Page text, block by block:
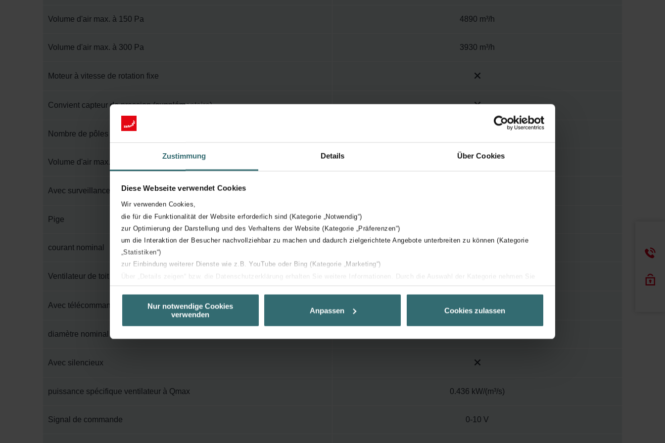
Zustimmung Details Über Cookies
Diese Webseite verwendet Cookies
Wir verwenden Cookies,
die für die Funktionalität der Website erforderlich sind (Kategorie „Notwendig“)
zur Optimierung der Darstellung und des Verhaltens der Website (Kategorie „Präferenzen“)
um die Interaktion der Besucher nachvollziehbar zu machen und dadurch zielgerichtete Angebote unterbreiten zu können (Kategorie
„Statistiken“)
zur Einbindung weiterer Dienste wie z.B. YouTube oder Bing (Kategorie „Marketing“)
Über „Details zeigen“ bzw. die Datenschutzerklärung erhalten Sie weitere Informationen. Durch die Auswahl der Kategorie nehmen Sie
unserer Website verwenden, um Ihnen die bestmögliche Nutzererfahrung zu ermöglichen und Ihnen maßgeschneiderte Informationen
basierend auf Ihren Interessen zur Verfügung zu stellen. Alle Einwilligungen können Sie selbstverständlich über einen Link in der
Datenschutzerklärung widerrufen.
Zehnder Group Czech Republic s.r.o.: Zásady ochrany osobních údajů
Zehnder Group Ibérica SAU: Política de privacidad
Nur notwendige Cookies
verwenden
Anpassen Cookies zulassen
Volume d'air max. à 150 Pa 4890 m³/h
Volume d'air max. à 300 Pa 3930 m³/h
Moteur à vitesse de rotation fixe
Convient capteur de pression (supplémentaire)
Nombre de pôles
Volume d'air max. à 100 Pa
Avec surveillance du débit volumétrique
Pige
courant nominal
Ventilateur de toit d'alimentation en air
Avec télécommande sans fil
diamètre nominal du conduit
Avec silencieux
puissance spécifique ventilateur à Qmax 0.436 kW/(m³/s)
Signal de commande 0-10 V